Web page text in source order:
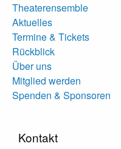
Theaterensemble
Aktuelles
Termine & Tickets
Rückblick
Über uns
Mitglied werden
Spenden & Sponsoren
Kontakt